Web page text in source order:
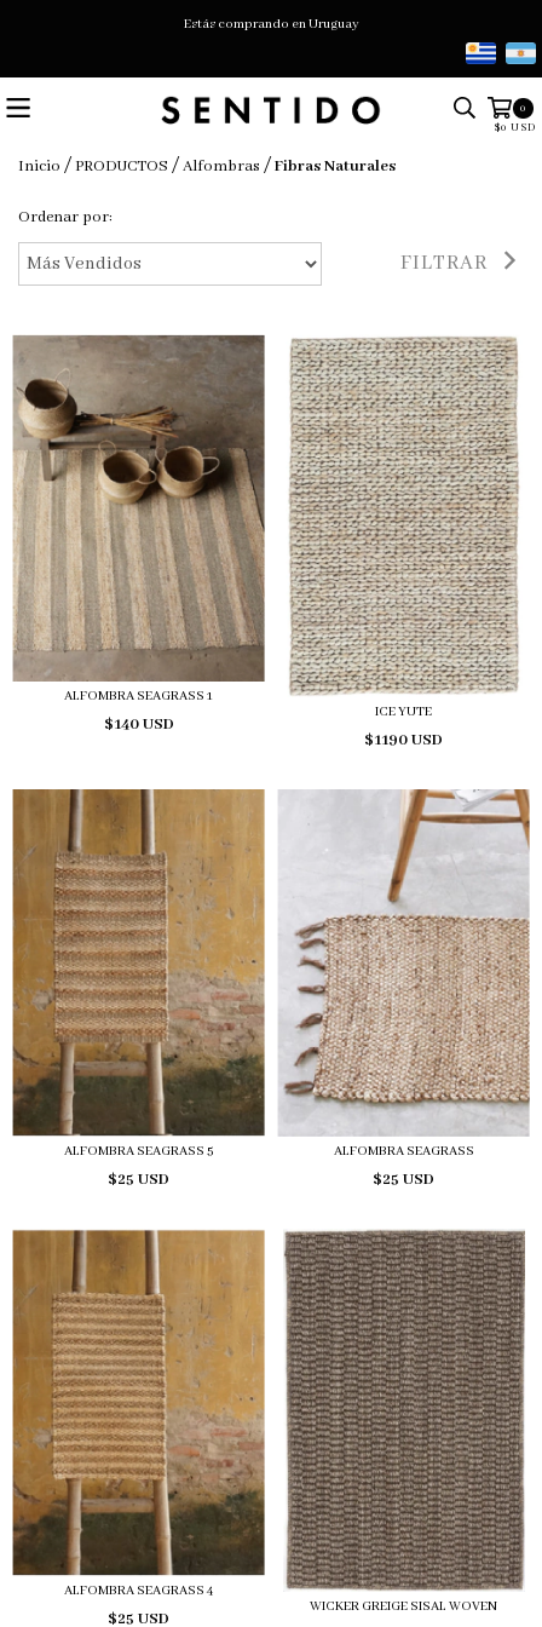
Estás comprando en Uruguay
0
$0 USD
Inicio /PRODUCTOS /Alfombras /Fibras Naturales
Ordenar por:
FILTRAR
ALFOMBRA SEAGRASS 1
$140 USD
ICE YUTE
$1190 USD
ALFOMBRA SEAGRASS 5
$25 USD
ALFOMBRA SEAGRASS
$25 USD
ALFOMBRA SEAGRASS 4
$25 USD
WICKER GREIGE SISAL WOVEN